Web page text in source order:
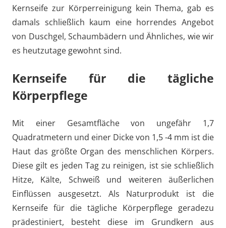
Kernseife zur Körperreinigung kein Thema, gab es
damals schließlich kaum eine horrendes Angebot
von Duschgel, Schaumbädern und Ähnliches, wie wir
es heutzutage gewohnt sind.
Kernseife für die tägliche
Körperpflege
Mit einer Gesamtfläche von ungefähr 1,7
Quadratmetern und einer Dicke von 1,5 -4 mm ist die
Haut das größte Organ des menschlichen Körpers.
Diese gilt es jeden Tag zu reinigen, ist sie schließlich
Hitze, Kälte, Schweiß und weiteren äußerlichen
Einflüssen ausgesetzt. Als Naturprodukt ist die
Kernseife für die tägliche Körperpflege geradezu
prädestiniert, besteht diese im Grundkern aus